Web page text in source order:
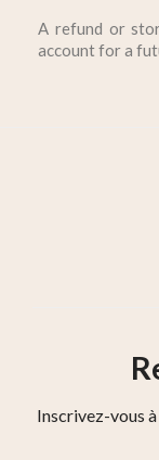
A refund or
account for a
Inscrivez-vous